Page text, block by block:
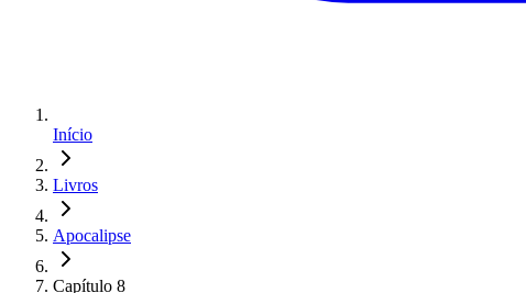
Início
Livros
Apocalipse
Capítulo 8